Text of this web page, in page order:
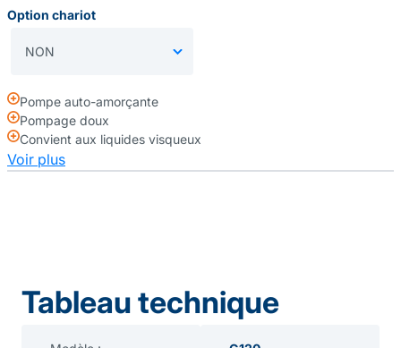
Pompe auto-amorçante
Pompage doux
Convient aux liquides visqueux
Voir plus
Option chariot
Tableau technique